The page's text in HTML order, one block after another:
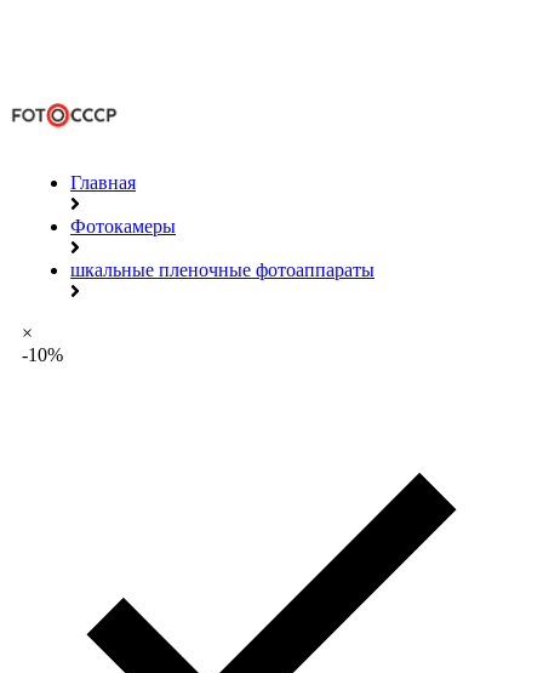
Главная
Фотокамеры
шкальные пленочные фотоаппараты
×
-10%